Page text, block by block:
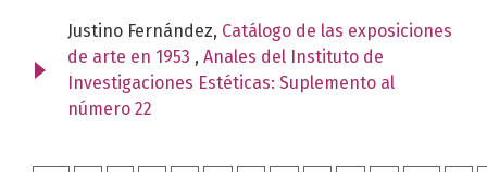
Justino Fernández, Catálogo de las exposiciones
de arte en 1953 , Anales del Instituto de
Investigaciones Estéticas: Suplemento al
número 22